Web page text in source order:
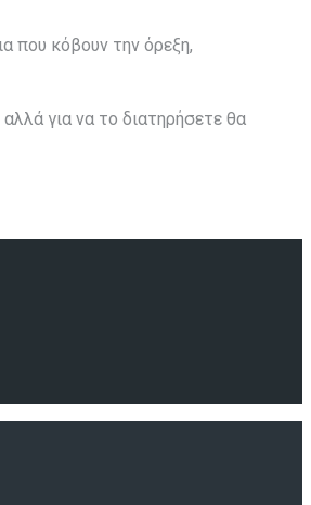
που κόβουν την όρεξη,
για να το διατηρήσετε θα